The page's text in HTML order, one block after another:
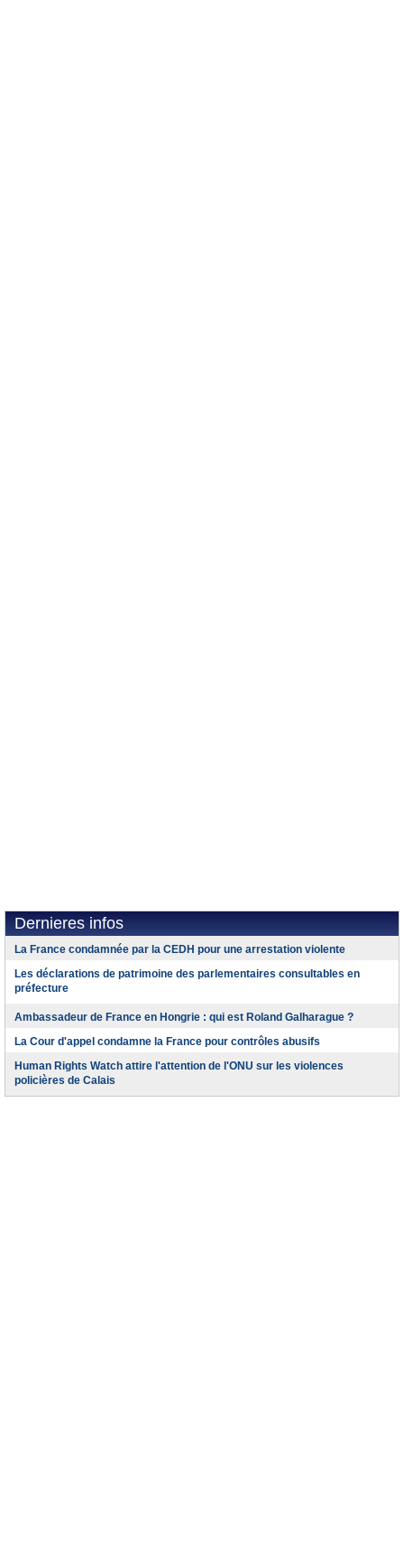
Dernieres infos
La France condamnée par la CEDH pour une arrestation violente
Les déclarations de patrimoine des parlementaires consultables en
préfecture
Ambassadeur de France en Hongrie : qui est Roland Galharague ?
La Cour d'appel condamne la France pour contrôles abusifs
Human Rights Watch attire l'attention de l'ONU sur les violences
policières de Calais